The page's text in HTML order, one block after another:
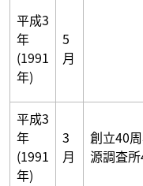
平成3
年
(1991
年)
5
月
平成3
年
(1991
年)
3
月
創立40
源調査所